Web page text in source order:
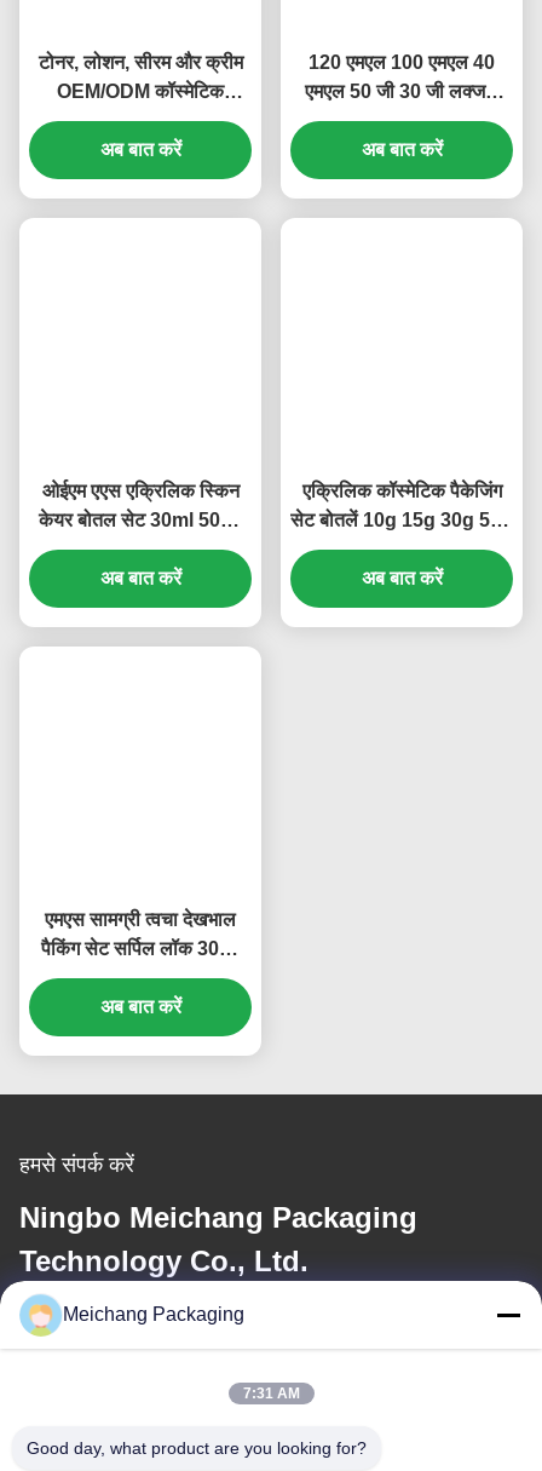
कॉस्मेटिक बोतल सेट
त्वचा देखभाल पैकेजिंग सेट त्वचा देखभाल बोतल पैकेजिंग
Meichang Packaging
7:31 AM
Good day, what product are you looking for?